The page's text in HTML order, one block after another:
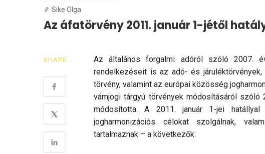
Sike Olga
Az áfatörvény 2011. január 1-jétől
SHARE
Az általános forgalmi adóról szóló 2007.
rendelkezéseit is az adó- és
törvény, valamint az európai közösség
vámjogi tárgyú törvények módosításáról szóló
módosította. A 2011. január 1-jei
jogharmonizációs célokat szolgálnak,
tartalmaznak – a következők: